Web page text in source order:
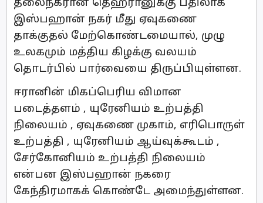
தலைநகரான தெஹ்ரானுக்கு பதிலாக
இஸ்பஹான் நகர் மீது ஏவுகணை
தாக்குதல் மேற்கொண்டமையால், முழு
உலகமும் மத்திய கிழக்கு வலயம்
தொடர்பில் பார்வையை திருப்பியுள்ளன.
ஈரானின் மிகப்பெரிய விமான
படைத்தளம் , யுரேனியம் உற்பத்தி
நிலையம் , ஏவுகணை முகாம், எரிபொருள்
உற்பத்தி , யுரேனியம் ஆய்வுக்கூடம் ,
சேர்கோனியம் உற்பத்தி நிலையம்
என்பன இஸ்பஹான் நகரை
கேந்திரமாகக் கொண்டே அமைந்துள்ளன.